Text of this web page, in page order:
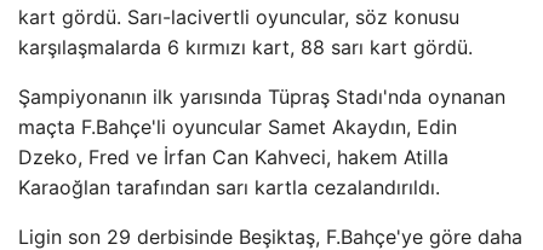
kart gördü. Sarı-lacivertli oyuncular, söz konusu
karşılaşmalarda 6 kırmızı kart, 88 sarı kart gördü.
Şampiyonanın ilk yarısında Tüpraş Stadı'nda oynanan
maçta F.Bahçe'li oyuncular Samet Akaydın, Edin
Dzeko, Fred ve İrfan Can Kahveci, hakem Atilla
Karaoğlan tarafından sarı kartla cezalandırıldı.
Ligin son 29 derbisinde Beşiktaş, F.Bahçe'ye göre daha